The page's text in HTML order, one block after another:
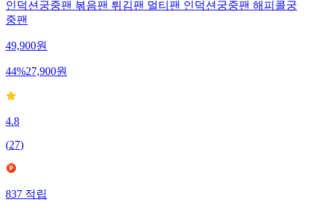
인덕션궁중팬 볶음팬 튀김팬 멀티팬 인덕션궁중팬 해피콜궁
중팬
49,900원
44%27,900원
4.8
(27)
837 적립